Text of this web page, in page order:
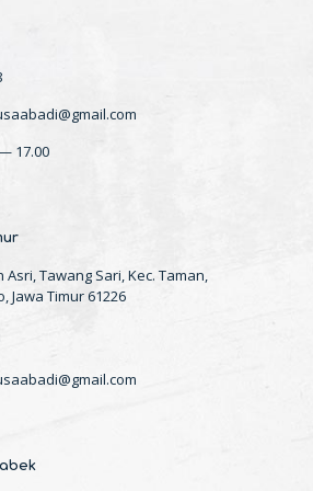
17.00
Tawang Sari, Kec. Taman,
Jawa Timur 61226